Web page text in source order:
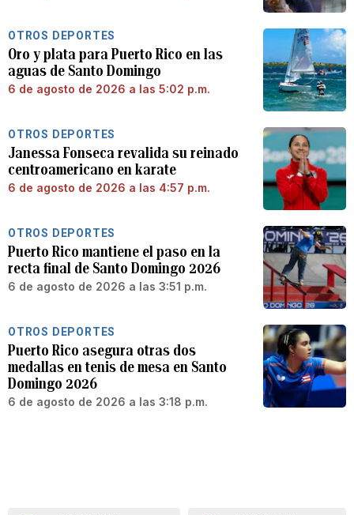
OTROS DEPORTES
Oro y plata para Puerto Rico en las
aguas de Santo Domingo
6 de agosto de 2026 a las 5:02 p.m.
OTROS DEPORTES
Janessa Fonseca revalida su reinado
centroamericano en karate
6 de agosto de 2026 a las 4:57 p.m.
OTROS DEPORTES
Puerto Rico mantiene el paso en la
recta final de Santo Domingo 2026
6 de agosto de 2026 a las 3:51 p.m.
OTROS DEPORTES
Puerto Rico asegura otras dos
medallas en tenis de mesa en Santo
Domingo 2026
6 de agosto de 2026 a las 3:18 p.m.